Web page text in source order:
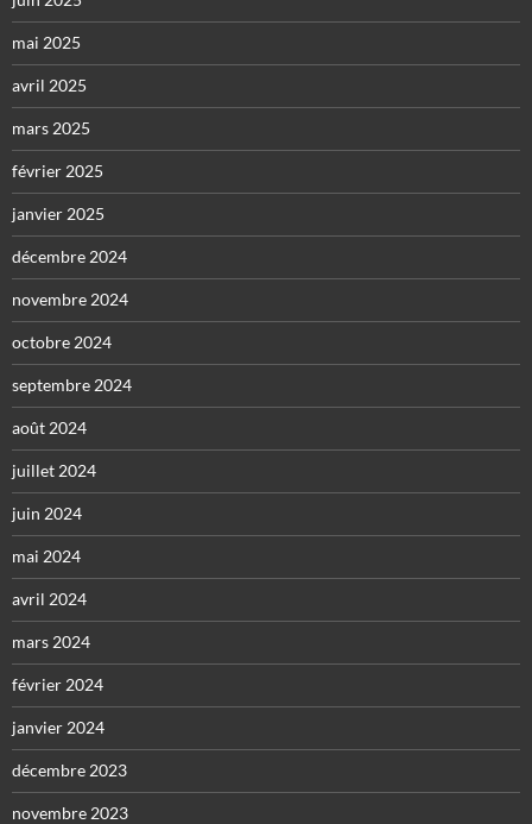
mai 2025
avril 2025
mars 2025
février 2025
janvier 2025
décembre 2024
novembre 2024
octobre 2024
septembre 2024
août 2024
juillet 2024
juin 2024
mai 2024
avril 2024
mars 2024
février 2024
janvier 2024
décembre 2023
novembre 2023